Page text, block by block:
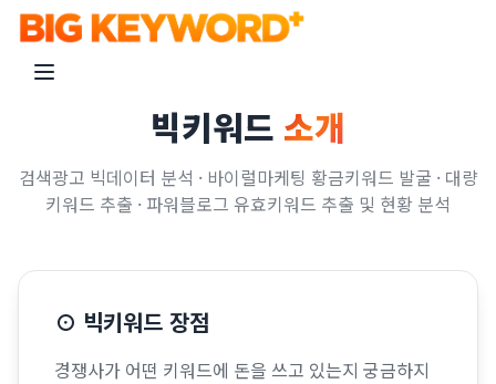
빅키워드 소개
검색광고 빅데이터 분석 · 바이럴마케팅 황금키워드 발굴 · 대량
키워드 추출 · 파워블로그 유효키워드 추출 및 현황 분석
⊙ 빅키워드 장점
경쟁사가 어떤 키워드에 돈을 쓰고 있는지 궁금하지